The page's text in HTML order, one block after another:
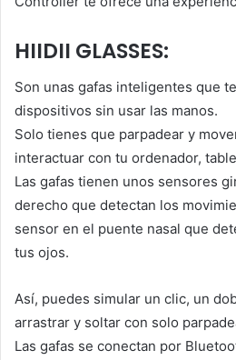
HIIDII GLASSES:
Son unas gafas inteligentes que
dispositivos sin usar las manos.
Solo tienes que parpadear y
interactuar con tu ordenador,
Las gafas tienen unos sensores
derecho que detectan los
sensor en el puente nasal que
tus ojos.
Así, puedes simular un clic, un
arrastrar y soltar con solo
Las gafas se conectan por